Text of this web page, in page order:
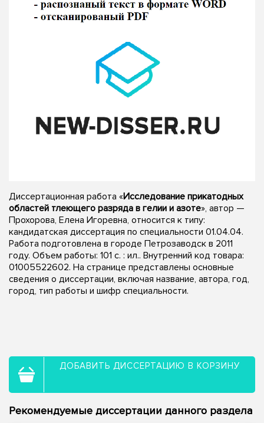
Диссертационная работа «Исследование прикатодных
областей тлеющего разряда в гелии и азоте», автор —
Прохорова, Елена Игоревна, относится к типу:
кандидатская диссертация по специальности 01.04.04.
Работа подготовлена в городе Петрозаводск в 2011
году. Объем работы: 101 с. : ил.. Внутренний код товара:
01005522602. На странице представлены основные
сведения о диссертации, включая название, автора, год,
город, тип работы и шифр специальности.
ДОБАВИТЬ ДИССЕРТАЦИЮ В КОРЗИНУ
Рекомендуемые диссертации данного раздела